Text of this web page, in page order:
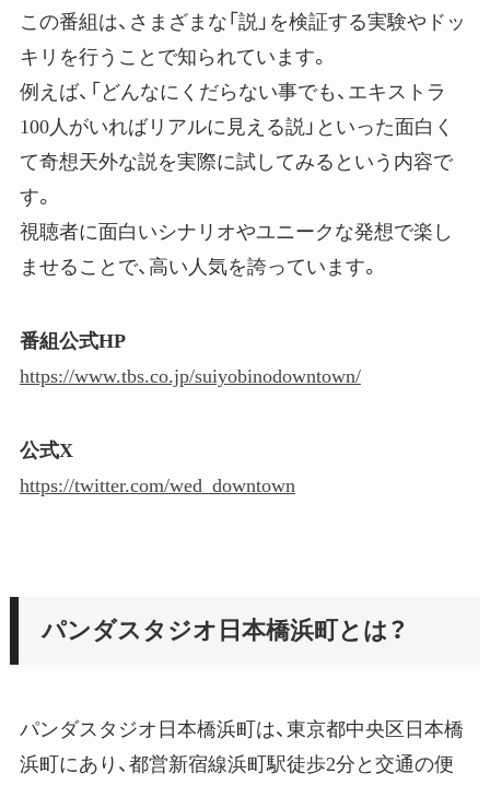
この番組は、さまざまな「説」を検証する実験やドッ
キリを行うことで知られています。
例えば、「どんなにくだらない事でも、エキストラ
100人がいればリアルに見える説」といった面白く
て奇想天外な説を実際に試してみるという内容で
す。
視聴者に面白いシナリオやユニークな発想で楽し
ませることで、高い人気を誇っています。
番組公式HP
https://www.tbs.co.jp/suiyobinodowntown/
公式X
https://twitter.com/wed_downtown
パンダスタジオ日本橋浜町とは？
パンダスタジオ日本橋浜町は、東京都中央区日本橋
浜町にあり、都営新宿線浜町駅徒歩2分と交通の便